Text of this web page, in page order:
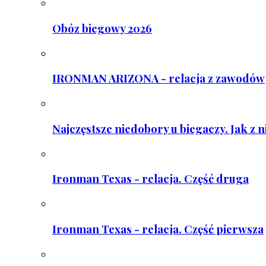
Obóz biegowy 2026
IRONMAN ARIZONA - relacja z zawodów
Najczęstsze niedobory u biegaczy. Jak z
Ironman Texas - relacja. Część druga
Ironman Texas - relacja. Część pierwsza